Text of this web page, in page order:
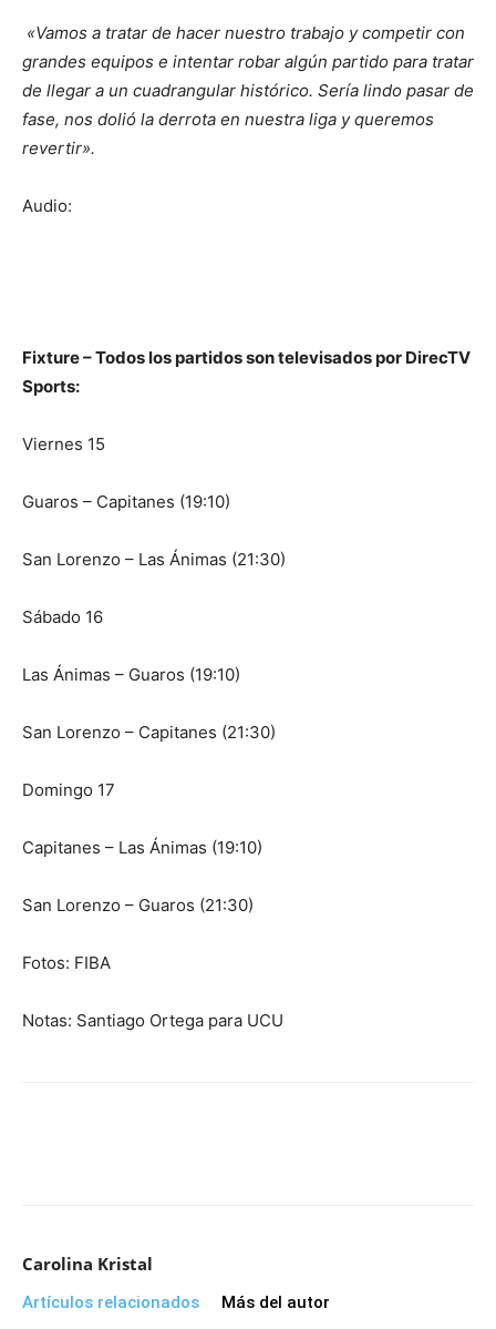
«Vamos a tratar de hacer nuestro trabajo y competir con
grandes equipos e intentar robar algún partido para tratar
de llegar a un cuadrangular histórico. Sería lindo pasar de
fase, nos dolió la derrota en nuestra liga y queremos
revertir».
Audio:
Fixture – Todos los partidos son televisados por DirecTV
Sports:
Viernes 15
Guaros – Capitanes (19:10)
San Lorenzo – Las Ánimas (21:30)
Sábado 16
Las Ánimas – Guaros (19:10)
San Lorenzo – Capitanes (21:30)
Domingo 17
Capitanes – Las Ánimas (19:10)
San Lorenzo – Guaros (21:30)
Fotos: FIBA
Notas: Santiago Ortega para UCU
Carolina Kristal
Artículos relacionados Más del autor